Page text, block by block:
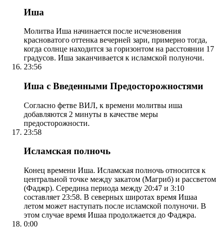
Иша
Молитва Иша начинается после исчезновения
красноватого оттенка вечерней зари, примерно тогда,
когда солнце находится за горизонтом на расстоянии 17
градусов. Иша заканчивается к исламской полуночи.
23:56
Иша с Введенными Предосторожностями
Согласно фетве ВИЛ, к времени молитвы иша
добавляются 2 минуты в качестве меры
предосторожности.
23:58
Исламская полночь
Конец времени Иша. Исламская полночь относится к
центральной точке между закатом (Магриб) и рассветом
(Фаджр). Середина периода между 20:47 и 3:10
составляет 23:58. В северных широтах время Ишаа
летом может наступать после исламской полуночи. В
этом случае время Ишаа продолжается до Фаджра.
0:00